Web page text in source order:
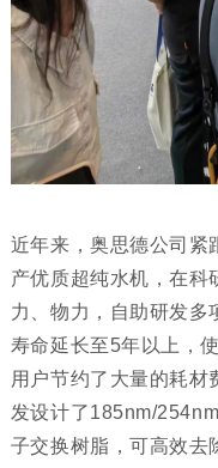
近年来，奥思德公司紧
产优质超纯水机，在科
力、物力，自助研发多
寿命延长至5年以上，
用户节约了大量的耗
发设计了185nm/
子交换树脂，可高效去